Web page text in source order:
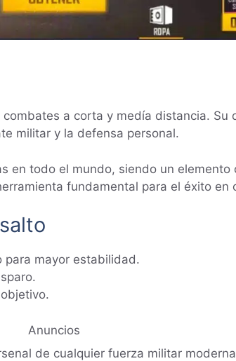
a corta y medía distancia. Su
militar y la defensa personal.
en todo el mundo, siendo un
fundamental para el éxito en
para mayor estabilidad.
Anuncios
de cualquier fuerza militar